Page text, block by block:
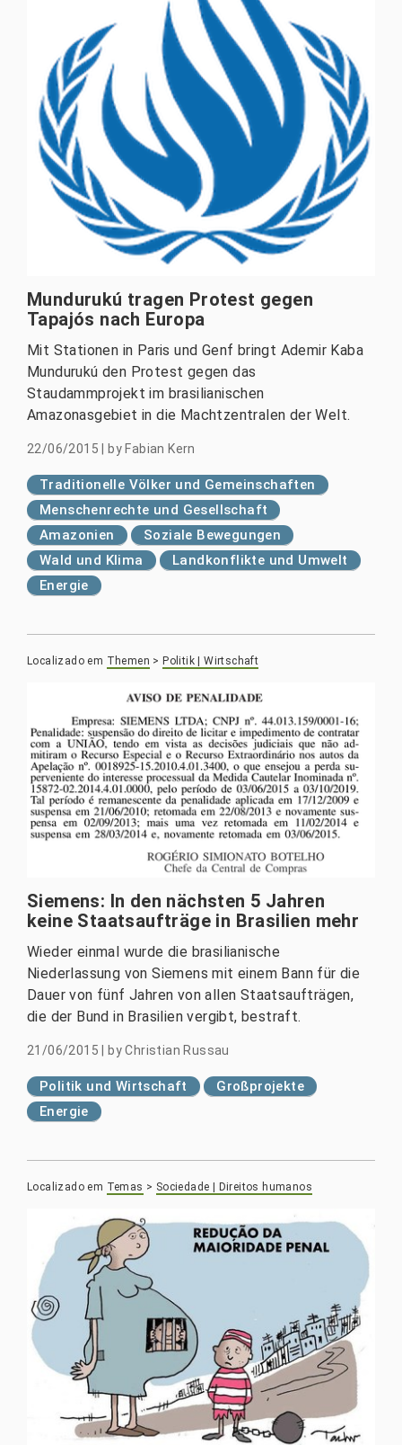
Mundurukú tragen Protest gegen
Tapajós nach Europa
Mit Stationen in Paris und Genf bringt Ademir Kaba
Mundurukú den Protest gegen das
Staudammprojekt im brasilianischen
Amazonasgebiet in die Machtzentralen der Welt.
22/06/2015 by Fabian Kern
Traditionelle Völker und Gemeinschaften
Menschenrechte und Gesellschaft
Amazonien
Soziale Bewegungen
Wald und Klima
Landkonflikte und Umwelt
Energie
Localizado em Themen >Politik | Wirtschaft
Siemens: In den nächsten 5 Jahren
keine Staatsaufträge in Brasilien mehr
Wieder einmal wurde die brasilianische
Niederlassung von Siemens mit einem Bann für die
Dauer von fünf Jahren von allen Staatsaufträgen,
die der Bund in Brasilien vergibt, bestraft.
21/06/2015 byChristian Russau
Politik und Wirtschaft
Großprojekte
Energie
Localizado em Temas > Sociedade | Direitos humanos